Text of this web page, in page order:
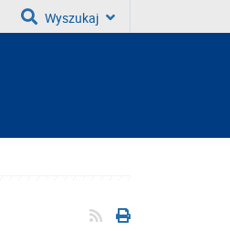
Wyszukaj